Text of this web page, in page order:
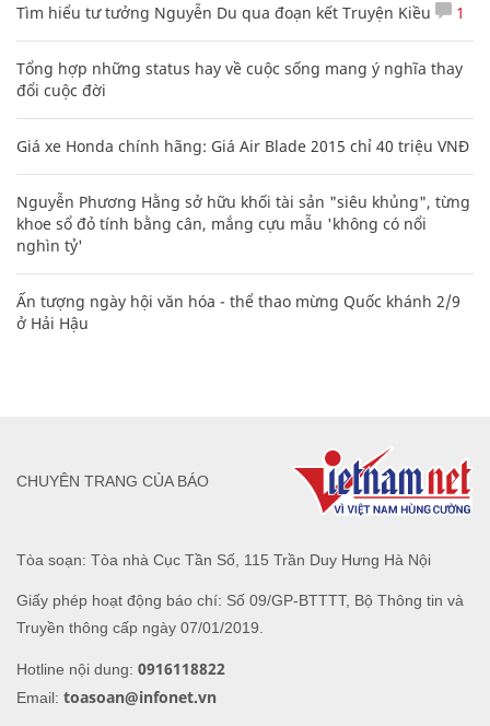
Tìm hiểu tư tưởng Nguyễn Du qua đoạn kết Truyện Kiều 1
Tổng hợp những status hay về cuộc sống mang ý nghĩa thay
đổi cuộc đời
Giá xe Honda chính hãng: Giá Air Blade 2015 chỉ 40 triệu VNĐ
Nguyễn Phương Hằng sở hữu khối tài sản "siêu khủng", từng
khoe sổ đỏ tính bằng cân, mắng cựu mẫu 'không có nổi
nghìn tỷ'
Ấn tượng ngày hội văn hóa - thể thao mừng Quốc khánh 2/9
ở Hải Hậu
Tòa soạn: Tòa nhà Cục Tần Số, 115 Trần Duy Hưng Hà Nội
Giấy phép hoạt động báo chí: Số 09/GP-BTTTT, Bộ Thông tin và
Truyền thông cấp ngày 07/01/2019.
Hotline nội dung: 0916118822
Email: toasoan@infonet.vn
CHUYÊN TRANG CỦA BÁO